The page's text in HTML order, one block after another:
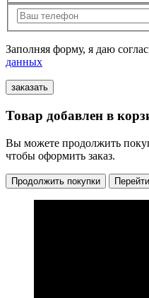
Заполняя форму, я даю
данных
Товар добавлен в
Вы можете продолжить
чтобы оформить заказ.
Продолжить покупки